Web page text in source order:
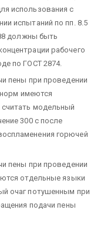
использования с
испытаний по пп. 8.5
должны быть
рабочего
по ГОСТ 2874.
пены при проведении
норм имеются
модельный
300 с после
горючей
пены при проведении
отдельные языки
очаг потушенным при
подачи пены